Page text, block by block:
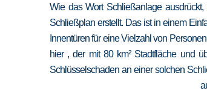
Wie das Wort Schließanlage
Schließplan erstellt. Das ist in einem
Innentüren für eine Vielzahl von
hier , der mit 80 km² Stadtfläche und
Schlüsselschaden an einer solchen